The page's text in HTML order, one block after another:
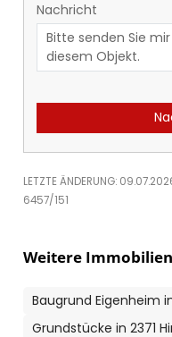
Nachricht
LETZTE ÄNDERUNG:
6457/151
Weitere Immobilien
Baugrund Eigenheim
Grundstücke in 2371